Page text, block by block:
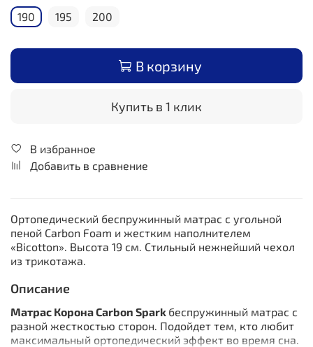
190 195 200
В корзину
Купить в 1 клик
В избранное
Добавить в сравнение
Ортопедический беспружинный матрас с угольной
пеной Carbon Foam и жестким наполнителем
«Bicotton». Высота 19 см. Стильный нежнейший чехол
из трикотажа.
Описание
Матрас Корона Carbon Spark беспружинный матрас с
разной жесткостью сторон. Подойдет тем, кто любит
максимальный ортопедический эффект во время сна.